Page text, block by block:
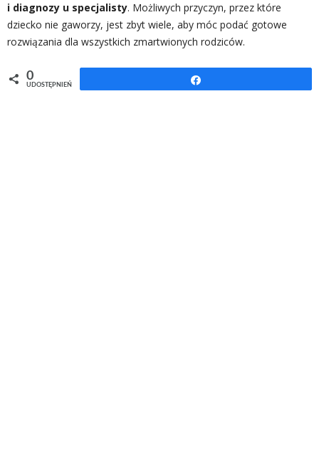
i diagnozy u specjalisty. Możliwych przyczyn, przez które
dziecko nie gaworzy, jest zbyt wiele, aby móc podać gotowe
rozwiązania dla wszystkich zmartwionych rodziców.
0
UDOSTĘPNIEŃ